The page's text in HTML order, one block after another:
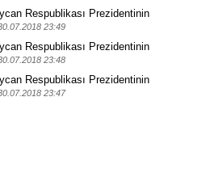
Respublikası Prezidentinin
23:49
Respublikası Prezidentinin
23:48
Respublikası Prezidentinin
23:47